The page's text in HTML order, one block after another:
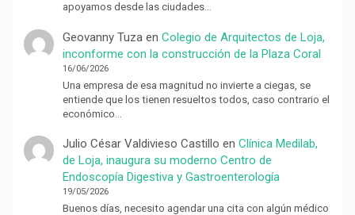
apoyamos desde las ciudades…
Geovanny Tuzaen Colegio de Arquitectos de Loja,
inconforme con la construcción de la Plaza Coral
16/06/2026
Una empresa de esa magnitud no invierte a ciegas, se
entiende que los tienen resueltos todos, caso contrario el
económico…
Julio César Valdivieso Castillo en Clínica Medilab,
de Loja, inaugura su moderno Centro de
Endoscopía Digestiva y Gastroenterología
19/05/2026
Buenos días, necesito agendar una cita con algún médico